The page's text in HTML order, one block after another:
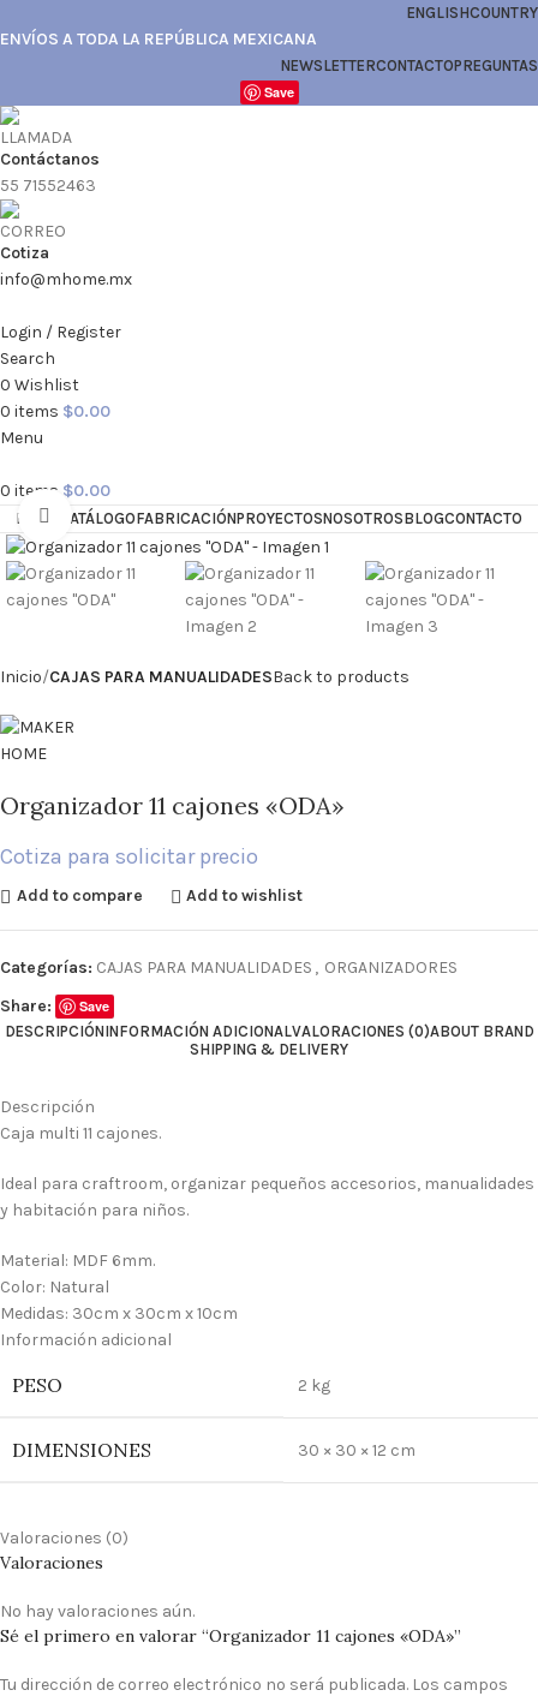
ENGLISHCOUNTRY
ENVÍOS A TODA LA REPÚBLICA MEXICANA
NEWSLETTERCONTACTOPREGUNTAS
Save
Contáctanos
55 71552463
Cotiza
info@mhome.mx
Login / Register
Search
0 Wishlist
0 items $0.00
Menu
0 items $0.00
HOME CATÁLOGOFABRICACIÓNPROYECTOSNOSOTROSBLOGCONTACTO
Click to enlarge
Inicio CAJAS PARA MANUALIDADESBack to products
Organizador 11 cajones «ODA»
Cotiza para solicitar precio
Add to compare Add to wishlist
Categorías: CAJAS PARA MANUALIDADES , ORGANIZADORES
Share:
Save
DESCRIPCIÓNINFORMACIÓN ADICIONALVALORACIONES (0)ABOUT BRAND
SHIPPING & DELIVERY
Descripción
Caja multi 11 cajones.
Ideal para craftroom, organizar pequeños accesorios, manualidades
y habitación para niños.
Material: MDF 6mm.
Color: Natural
Medidas: 30cm x 30cm x 10cm
Información adicional
PESO 2 kg
DIMENSIONES 30 × 30 × 12 cm
Valoraciones (0)
Valoraciones
No hay valoraciones aún.
Sé el primero en valorar “Organizador 11 cajones «ODA»”
Tu dirección de correo electrónico no será publicada. Los campos